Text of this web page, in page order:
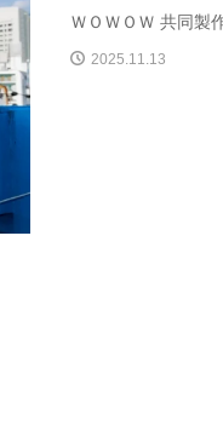
ＷＯＷＯＷ 共同製
2025.11.13